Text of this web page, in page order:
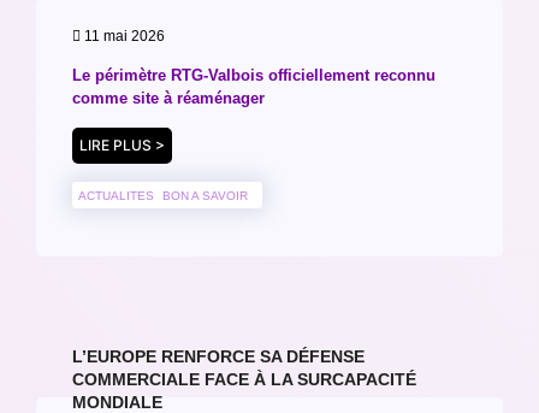
11 mai 2026
Le périmètre RTG-Valbois officiellement reconnu
comme site à réaménager
LIRE PLUS >
ACTUALITES BON A SAVOIR
L’EUROPE RENFORCE SA DÉFENSE
COMMERCIALE FACE À LA SURCAPACITÉ
MONDIALE